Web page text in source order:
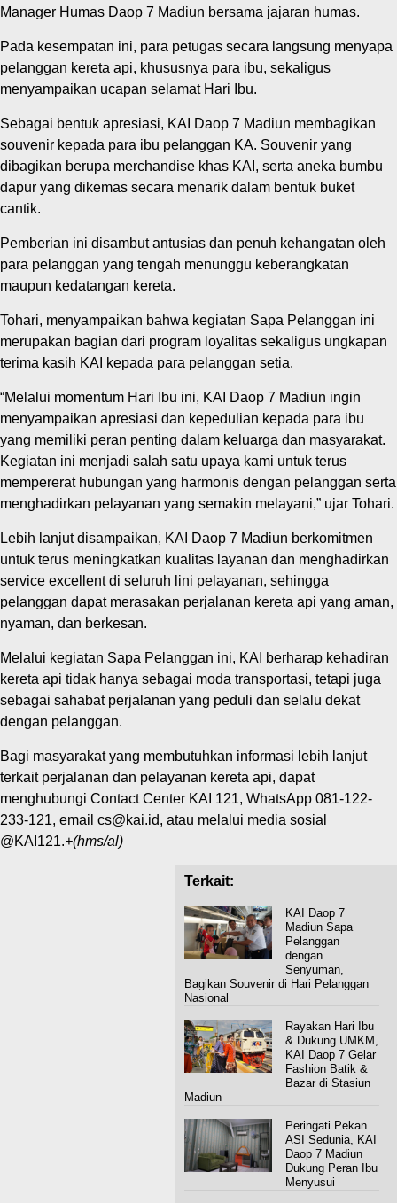
Manager Humas Daop 7 Madiun bersama jajaran humas.
Pada kesempatan ini, para petugas secara langsung menyapa
pelanggan kereta api, khususnya para ibu, sekaligus
menyampaikan ucapan selamat Hari Ibu.
Sebagai bentuk apresiasi, KAI Daop 7 Madiun membagikan
souvenir kepada para ibu pelanggan KA. Souvenir yang
dibagikan berupa merchandise khas KAI, serta aneka bumbu
dapur yang dikemas secara menarik dalam bentuk buket
cantik.
Pemberian ini disambut antusias dan penuh kehangatan oleh
para pelanggan yang tengah menunggu keberangkatan
maupun kedatangan kereta.
Tohari, menyampaikan bahwa kegiatan Sapa Pelanggan ini
merupakan bagian dari program loyalitas sekaligus ungkapan
terima kasih KAI kepada para pelanggan setia.
“Melalui momentum Hari Ibu ini, KAI Daop 7 Madiun ingin
menyampaikan apresiasi dan kepedulian kepada para ibu
yang memiliki peran penting dalam keluarga dan masyarakat.
Kegiatan ini menjadi salah satu upaya kami untuk terus
mempererat hubungan yang harmonis dengan pelanggan serta
menghadirkan pelayanan yang semakin melayani,” ujar Tohari.
Lebih lanjut disampaikan, KAI Daop 7 Madiun berkomitmen
untuk terus meningkatkan kualitas layanan dan menghadirkan
service excellent di seluruh lini pelayanan, sehingga
pelanggan dapat merasakan perjalanan kereta api yang aman,
nyaman, dan berkesan.
Melalui kegiatan Sapa Pelanggan ini, KAI berharap kehadiran
kereta api tidak hanya sebagai moda transportasi, tetapi juga
sebagai sahabat perjalanan yang peduli dan selalu dekat
dengan pelanggan.
Bagi masyarakat yang membutuhkan informasi lebih lanjut
terkait perjalanan dan pelayanan kereta api, dapat
menghubungi Contact Center KAI 121, WhatsApp 081-122-
233-121, email cs@kai.id, atau melalui media sosial
@KAI121.+(hms/al)
Terkait:
KAI Daop 7
Madiun Sapa
Pelanggan
dengan
Senyuman,
Bagikan Souvenir di Hari Pelanggan
Nasional
Rayakan Hari Ibu
& Dukung UMKM,
KAI Daop 7 Gelar
Fashion Batik &
Bazar di Stasiun
Madiun
Peringati Pekan
ASI Sedunia, KAI
Daop 7 Madiun
Dukung Peran Ibu
Menyusui